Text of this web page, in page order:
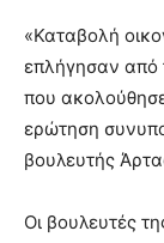
«Καταβολή
επλήγησαν από
που
ερώτηση
βουλευτής
Οι βουλευτές